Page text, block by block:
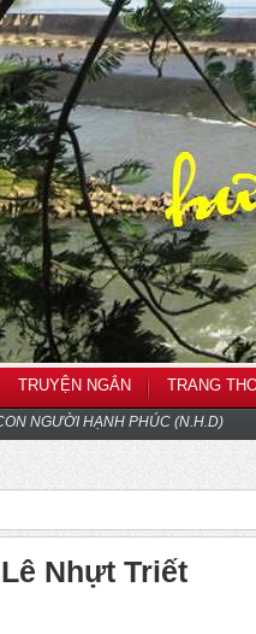
TRUYỆN NGẮN TRANG
NGƯỜI HẠNH PHÚC (N.H.D)
Nhựt Triết